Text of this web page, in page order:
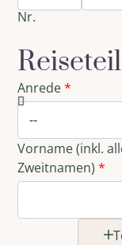
Nr.
Anrede
Vorname (inkl.
Zweitnamen)